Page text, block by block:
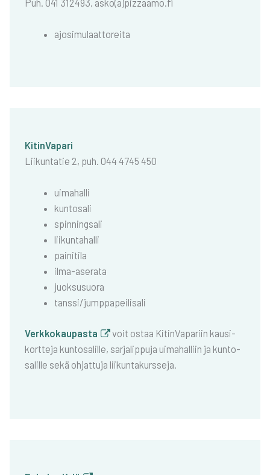
Puh. 041 312493, asko(a)pizzaamo.fi
ajo­si­mu­laat­to­rei­ta
Kitin­Va­pa­ri
Lii­kun­ta­tie 2, puh. 044 4745 450
uima­hal­li
kun­to­sa­li
spin­ning­sa­li
lii­kun­ta­hal­li
pai­ni­ti­la
ilma-ase­ra­ta
juok­susuo­ra
tanssi/jumppapeilisali
Verk­ko­kau­pas­ta
voit ostaa Kitin­Va­pa­riin kausi­
kort­te­ja kun­to­sa­lil­le, sar­ja­lip­pu­ja uima­hal­liin ja kun­to­
sa­lil­le sekä ohjat­tu­ja lii­kun­ta­kurs­se­ja.